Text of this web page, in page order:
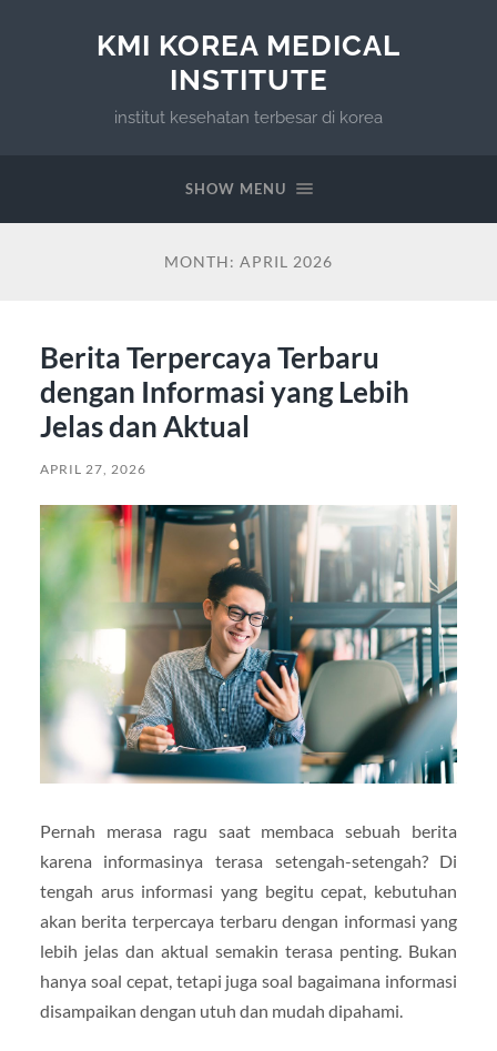
KMI KOREA MEDICAL
INSTITUTE
institut kesehatan terbesar di korea
SHOW MENU
MONTH: APRIL 2026
Berita Terpercaya Terbaru
dengan Informasi yang Lebih
Jelas dan Aktual
APRIL 27, 2026
Pernah merasa ragu saat membaca sebuah berita
karena informasinya terasa setengah-setengah? Di
tengah arus informasi yang begitu cepat, kebutuhan
akan berita terpercaya terbaru dengan informasi yang
lebih jelas dan aktual semakin terasa penting. Bukan
hanya soal cepat, tetapi juga soal bagaimana informasi
disampaikan dengan utuh dan mudah dipahami.